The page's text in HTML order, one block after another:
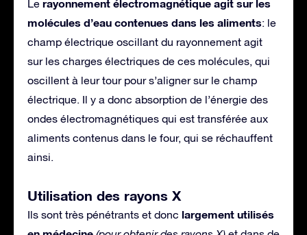
Le rayonnement électromagnétique agit sur les
molécules d’eau contenues dans les aliments: le
champ électrique oscillant du rayonnement agit
sur les charges électriques de ces molécules, qui
oscillent à leur tour pour s’aligner sur le champ
électrique. Il y a donc absorption de l’énergie des
ondes électromagnétiques qui est transférée aux
aliments contenus dans le four, qui se réchauffent
ainsi.
Utilisation des rayons X
Ils sont très pénétrants et donc largement utilisés